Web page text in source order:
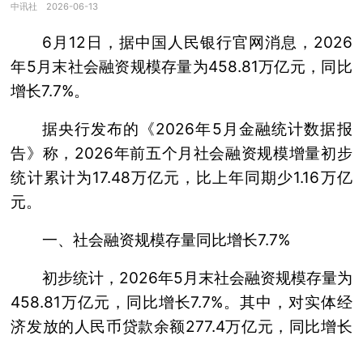
中讯社 2026-06-13
6月12日，据中国人民银行官网消息，2026
年5月末社会融资规模存量为458.81万亿元，同比
增长7.7%。
据央行发布的《2026年5月金融统计数据报
告》称，2026年前五个月社会融资规模增量初步
统计累计为17.48万亿元，比上年同期少1.16万亿
元。
一、社会融资规模存量同比增长7.7%
初步统计，2026年5月末社会融资规模存量为
458.81万亿元，同比增长7.7%。其中，对实体经
济发放的人民币贷款余额277.4万亿元，同比增长